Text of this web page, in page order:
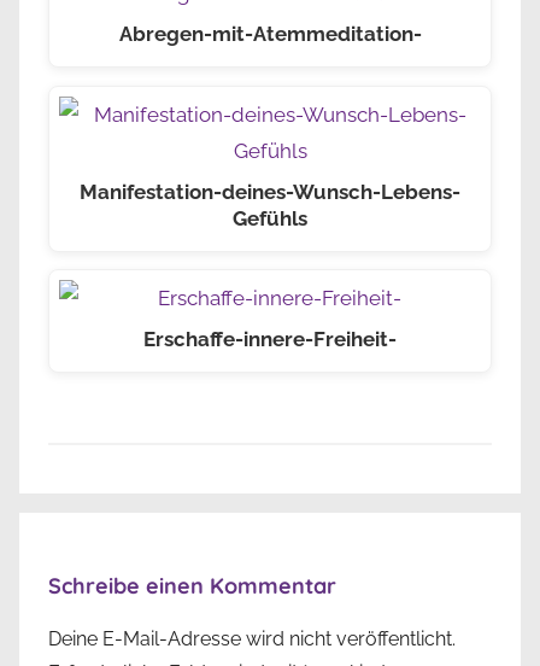
Abregen-mit-Atemmeditation-
Manifestation-deines-Wunsch-Lebens-
Gefühls
Erschaffe-innere-Freiheit-
Schreibe einen Kommentar
Deine E-Mail-Adresse wird nicht veröffentlicht.